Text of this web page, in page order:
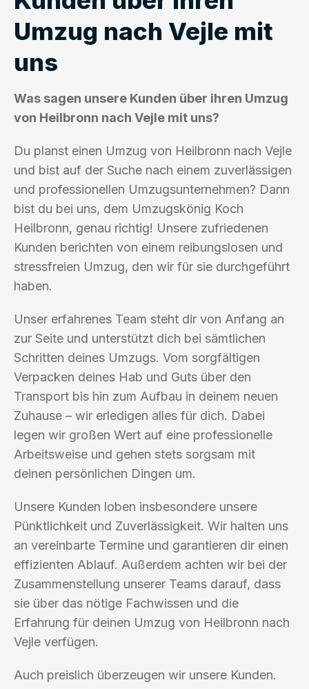
Umzug nach Vejle mit
uns
Was sagen unsere Kunden über ihren Umzug
von Heilbronn nach Vejle mit uns?
Du planst einen Umzug von Heilbronn nach Vejle
und bist auf der Suche nach einem zuverlässigen
und professionellen Umzugsunternehmen? Dann
bist du bei uns, dem Umzugskönig Koch
Heilbronn, genau richtig! Unsere zufriedenen
Kunden berichten von einem reibungslosen und
stressfreien Umzug, den wir für sie durchgeführt
haben.
Unser erfahrenes Team steht dir von Anfang an
zur Seite und unterstützt dich bei sämtlichen
Schritten deines Umzugs. Vom sorgfältigen
Verpacken deines Hab und Guts über den
Transport bis hin zum Aufbau in deinem neuen
Zuhause – wir erledigen alles für dich. Dabei
legen wir großen Wert auf eine professionelle
Arbeitsweise und gehen stets sorgsam mit
deinen persönlichen Dingen um.
Unsere Kunden loben insbesondere unsere
Pünktlichkeit und Zuverlässigkeit. Wir halten uns
an vereinbarte Termine und garantieren dir einen
effizienten Ablauf. Außerdem achten wir bei der
Zusammenstellung unserer Teams darauf, dass
sie über das nötige Fachwissen und die
Erfahrung für deinen Umzug von Heilbronn nach
Vejle verfügen.
Auch preislich überzeugen wir unsere Kunden.